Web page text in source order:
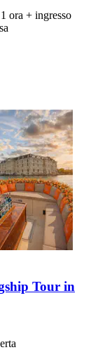
ora + ingresso
Tour in